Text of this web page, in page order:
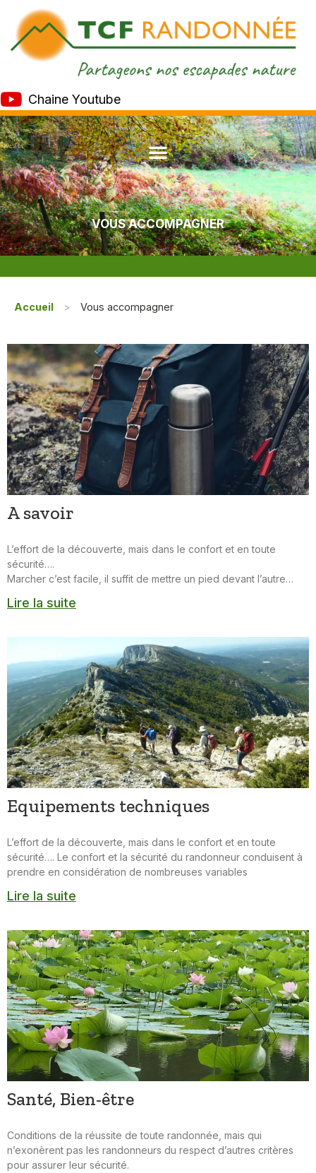
Chaine Youtube
VOUS ACCOMPAGNER
Accueil > Vous accompagner
A savoir
L’effort de la découverte, mais dans le confort et en toute
sécurité….
Marcher c’est facile, il suffit de mettre un pied devant l’autre…
Lire la suite
Equipements techniques
L’effort de la découverte, mais dans le confort et en toute
sécurité…. Le confort et la sécurité du randonneur conduisent à
prendre en considération de nombreuses variables
Lire la suite
Santé, Bien-être
Conditions de la réussite de toute randonnée, mais qui
n’exonèrent pas les randonneurs du respect d’autres critères
pour assurer leur sécurité.